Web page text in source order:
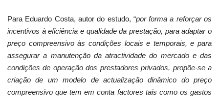
Para Eduardo Costa, autor do estudo, “por forma a reforçar os
incentivos à eficiência e qualidade da prestação, para adaptar o
preço compreensivo às condições locais e temporais, e para
assegurar a manutenção da atractividade do mercado e das
condições de operação dos prestadores privados, propõe-se a
criação de um modelo de actualização dinâmico do preço
compreensivo que tem em conta factores tais como os gastos